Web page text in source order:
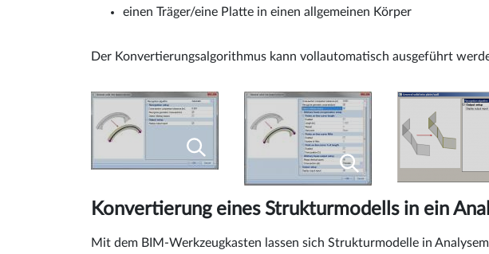
einen Träger/eine Platte in einen allgemeinen Körper
Der Konvertierungsalgorithmus kann vollautomatisch ausgeführt
Konvertierung eines Strukturmodells in ein
Mit dem BIM-Werkzeugkasten lassen sich Strukturmodelle in